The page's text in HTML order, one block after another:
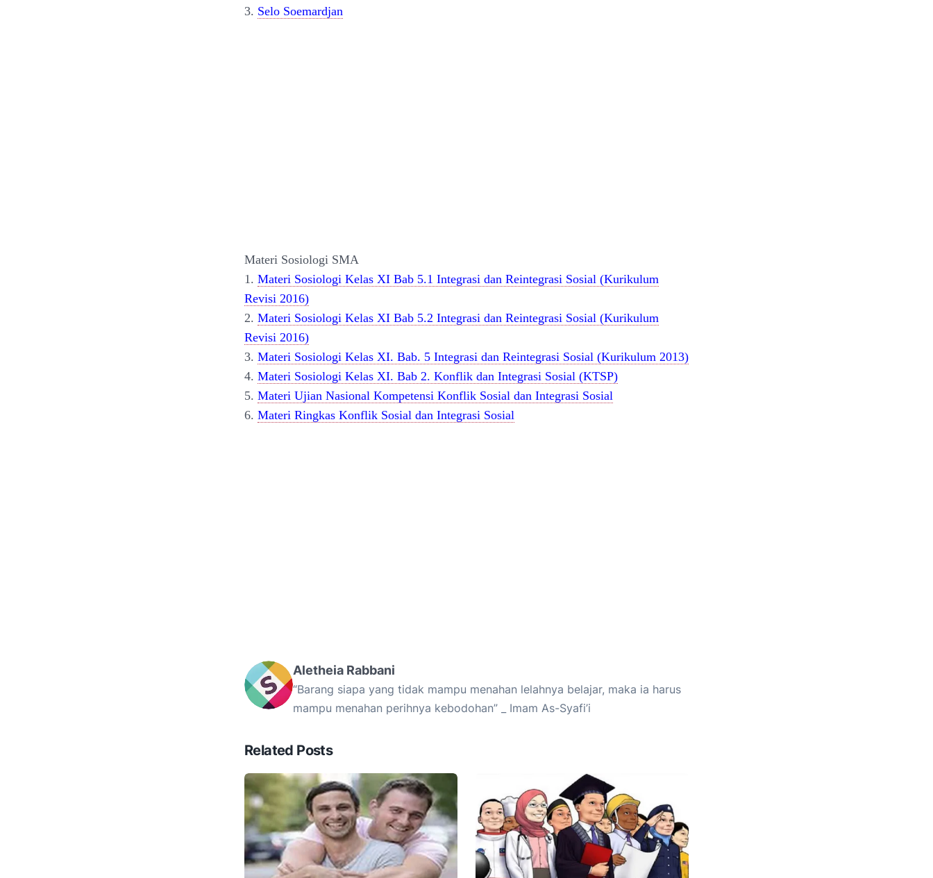
3. Selo Soemardjan
Materi Sosiologi SMA
1. Materi Sosiologi Kelas XI Bab 5.1 Integrasi dan Reintegrasi Sosial (Kurikulum
Revisi 2016)
2. Materi Sosiologi Kelas XI Bab 5.2 Integrasi dan Reintegrasi Sosial (Kurikulum
Revisi 2016)
3. Materi Sosiologi Kelas XI. Bab. 5 Integrasi dan Reintegrasi Sosial (Kurikulum 2013)
4. Materi Sosiologi Kelas XI. Bab 2. Konflik dan Integrasi Sosial (KTSP)
5. Materi Ujian Nasional Kompetensi Konflik Sosial dan Integrasi Sosial
6. Materi Ringkas Konflik Sosial dan Integrasi Sosial
Aletheia Rabbani
“Barang siapa yang tidak mampu menahan lelahnya belajar, maka ia harus
mampu menahan perihnya kebodohan” _ Imam As-Syafi’i
Related Posts